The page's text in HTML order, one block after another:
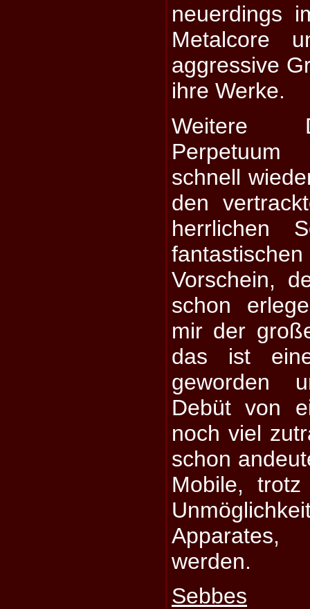
neuerdings
Metalcore
aggressive
ihre Werke.
Weitere
schnell
den
herrlichen
Vorschein,
schon
mir der
das ist
geworden
Debüt von
noch viel
schon
Mobile,
werden.
Sebbes